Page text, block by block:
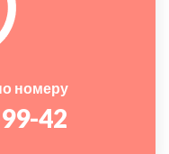
номеру
42